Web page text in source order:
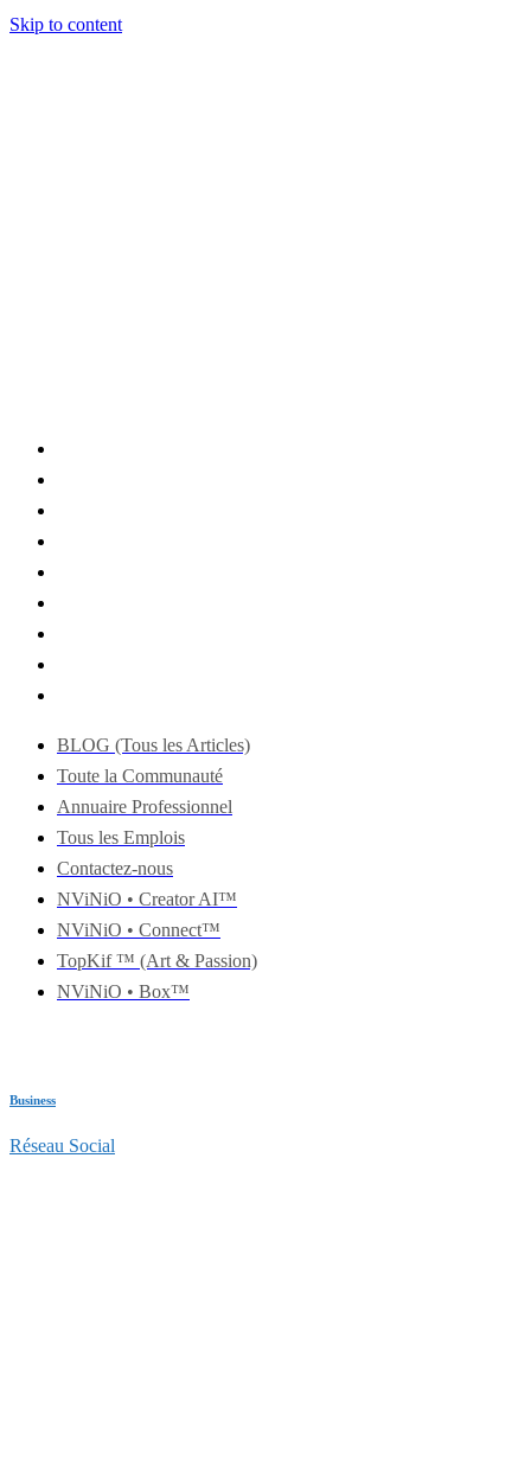
Skip to content
BLOG (Tous les Articles)
Toute la Communauté
Annuaire Professionnel
Tous les Emplois
Contactez-nous
NViNiO • Creator AI™
NViNiO • Connect™
TopKif ™ (Art & Passion)
NViNiO • Box™
Business
Réseau Social